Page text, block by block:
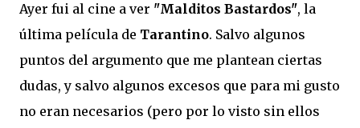
Ayer fui al cine a ver "Malditos Bastardos", la
última película de Tarantino. Salvo algunos
puntos del argumento que me plantean ciertas
dudas, y salvo algunos excesos que para mi gusto
no eran necesarios (pero por lo visto sin ellos